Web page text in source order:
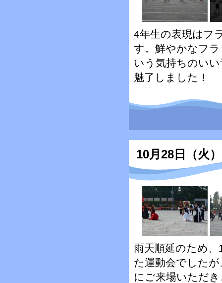
4年生の表現はフ
す。鮮やかなフ
いう気持ちのい
魅了しました！
10月28日（火
雨天順延のため
た運動会でした
にご来場いただ